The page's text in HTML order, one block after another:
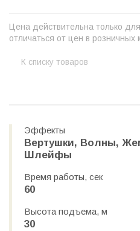
Цена действительна только
отличаться от цен в розничных
К списку товаров
Эффекты
Вертушки, Волны,
Шлейфы
Время работы, сек
60
Высота подъема, м
30